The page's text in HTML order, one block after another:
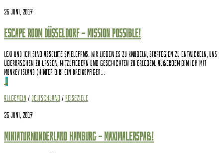
26 Juni, 2017
Escape Room Düsseldorf – Mission Possible!
Lexi und ich sind absolute Spielefans. Wir lieben es zu knobeln, Strategien zu entwickeln, uns
überraschen zu lassen, mitzufiebern und Geschichten zu erleben. Außerdem bin ich mit
Monkey Island (Hinter dir! Ein dreiköpfiger...
0
Allgemein / Deutschland /Reiseziele
26 Juni, 2017
Miniaturwunderland Hamburg – Maximalerspaß!